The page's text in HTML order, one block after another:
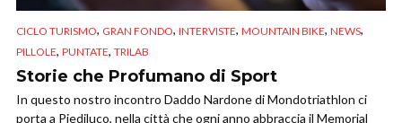
CICLO TURISMO, GRAN FONDO, INTERVISTE, MOUNTAIN BIKE, NEWS,
PILLOLE, PUNTATE, TRILAB
Storie che Profumano di Sport
In questo nostro incontro Daddo Nardone di Mondotriathlon ci
porta a Piediluco, nella città che ogni anno abbraccia il Memorial